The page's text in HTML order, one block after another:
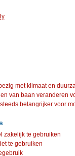
met klimaat en
van baan veranderen
belangrijker voor
zakelijk te gebruiken
te gebruiken